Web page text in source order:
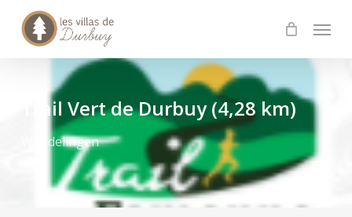
Menu
Trail Vert de Durbuy (4,28 km)
Wandelingen